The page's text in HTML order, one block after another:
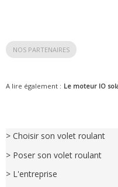
NOS PARTENAIRES
A lire également : Le moteur IO
> Choisir son volet roulant
> Poser son volet roulant
> L'entreprise